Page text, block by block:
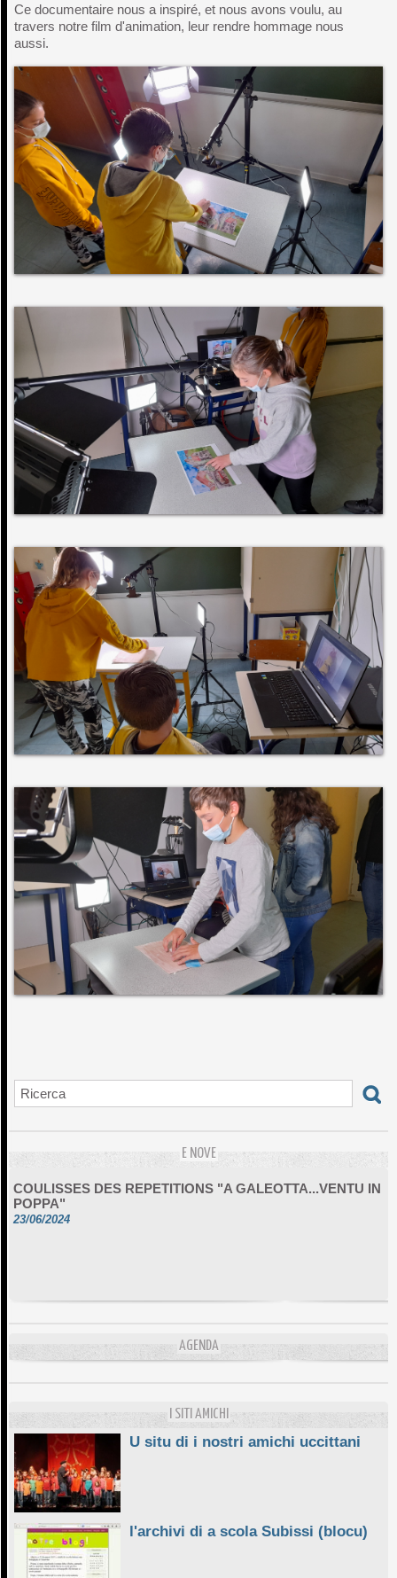
Ce documentaire nous a inspiré, et nous avons voulu, au
travers notre film d'animation, leur rendre hommage nous
aussi.
E NOVE
U LUNI PIACÈ CM1/CM2
01/12/2025
CE1
16/03/2025
POPPA"
23/06/2024
AGENDA
I SITI AMICHI
U situ di i nostri amichi uccittani
l'archivi di a scola Subissi (blocu)